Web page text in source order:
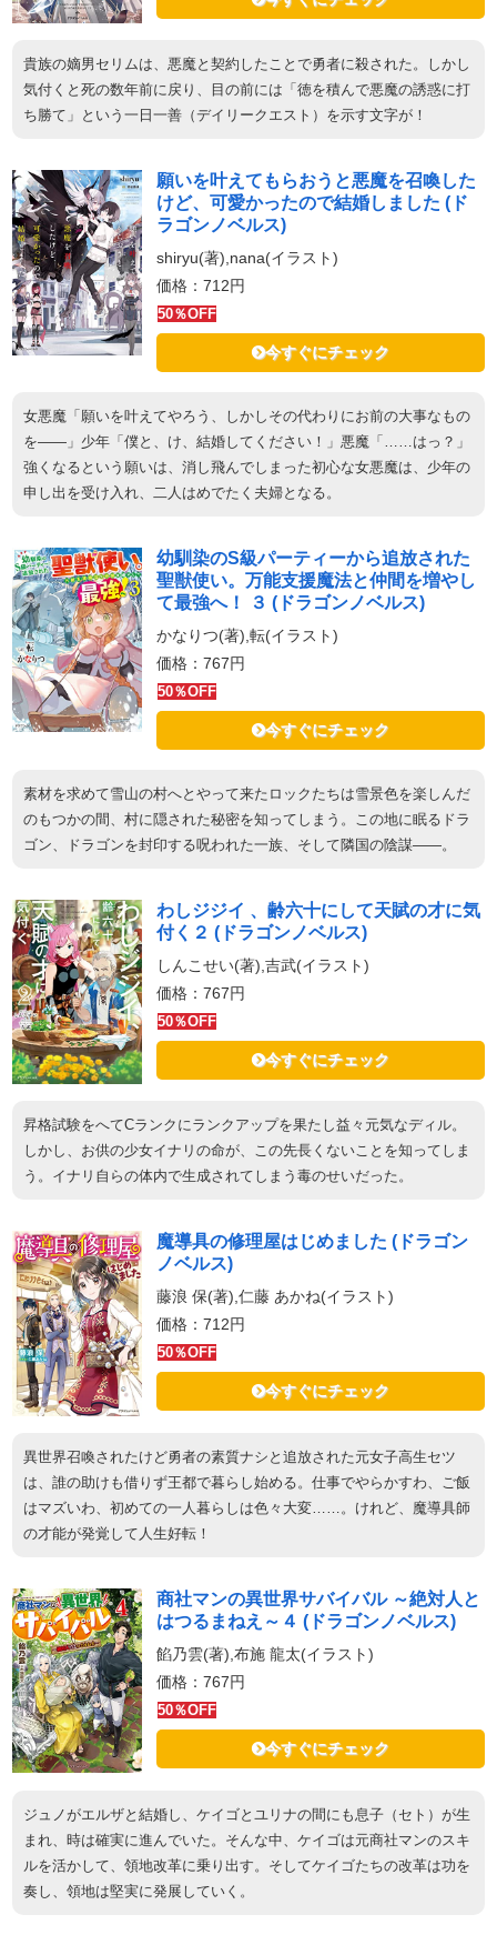
貴族の嫡男セリムは、悪魔と契約したことで勇者に殺された。しかし
気付くと死の数年前に戻り、目の前には「徳を積んで悪魔の誘惑に打
ち勝て」という一日一善（デイリークエスト）を示す文字が！
願いを叶えてもらおうと悪魔を召喚した
けど、可愛かったので結婚しました (ド
ラゴンノベルス)
shiryu(著),nana(イラスト)
価格：712円
50％OFF
今すぐにチェック
女悪魔「願いを叶えてやろう、しかしその代わりにお前の大事なもの
を――」少年「僕と、け、結婚してください！」悪魔「……はっ？」
強くなるという願いは、消し飛んでしまった初心な女悪魔は、少年の
申し出を受け入れ、二人はめでたく夫婦となる。
幼馴染のS級パーティーから追放された
聖獣使い。万能支援魔法と仲間を増やし
て最強へ！ ３ (ドラゴンノベルス)
かなりつ(著),転(イラスト)
価格：767円
50％OFF
今すぐにチェック
素材を求めて雪山の村へとやって来たロックたちは雪景色を楽しんだ
のもつかの間、村に隠された秘密を知ってしまう。この地に眠るドラ
ゴン、ドラゴンを封印する呪われた一族、そして隣国の陰謀――。
わしジジイ 、齢六十にして天賦の才に気
付く２ (ドラゴンノベルス)
しんこせい(著),吉武(イラスト)
価格：767円
50％OFF
今すぐにチェック
昇格試験をへてCランクにランクアップを果たし益々元気なディル。
しかし、お供の少女イナリの命が、この先長くないことを知ってしま
う。イナリ自らの体内で生成されてしまう毒のせいだった。
魔導具の修理屋はじめました (ドラゴン
ノベルス)
藤浪 保(著),仁藤 あかね(イラスト)
価格：712円
50％OFF
今すぐにチェック
異世界召喚されたけど勇者の素質ナシと追放された元女子高生セツ
は、誰の助けも借りず王都で暮らし始める。仕事でやらかすわ、ご飯
はマズいわ、初めての一人暮らしは色々大変……。けれど、魔導具師
の才能が発覚して人生好転！
商社マンの異世界サバイバル ～絶対人と
はつるまねえ～４ (ドラゴンノベルス)
餡乃雲(著),布施 龍太(イラスト)
価格：767円
50％OFF
今すぐにチェック
ジュノがエルザと結婚し、ケイゴとユリナの間にも息子（セト）が生
まれ、時は確実に進んでいた。そんな中、ケイゴは元商社マンのスキ
ルを活かして、領地改革に乗り出す。そしてケイゴたちの改革は功を
奏し、領地は堅実に発展していく。